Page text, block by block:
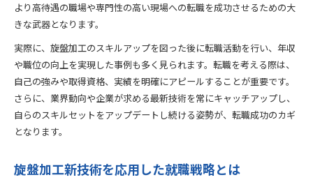
より高待遇の職場や専門性の高い現場への転職を成功させるための大
きな武器となります。
実際に、旋盤加工のスキルアップを図った後に転職活動を行い、年収
や職位の向上を実現した事例も多く見られます。転職を考える際は、
自己の強みや取得資格、実績を明確にアピールすることが重要です。
さらに、業界動向や企業が求める最新技術を常にキャッチアップし、
自らのスキルセットをアップデートし続ける姿勢が、転職成功のカギ
となります。
旋盤加工新技術を応用した就職戦略とは